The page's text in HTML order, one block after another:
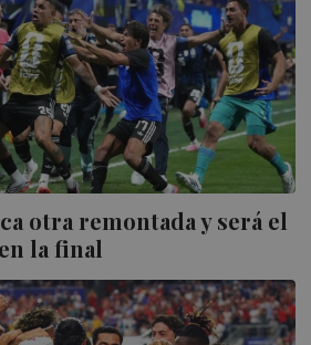
otra remontada y será el
la final